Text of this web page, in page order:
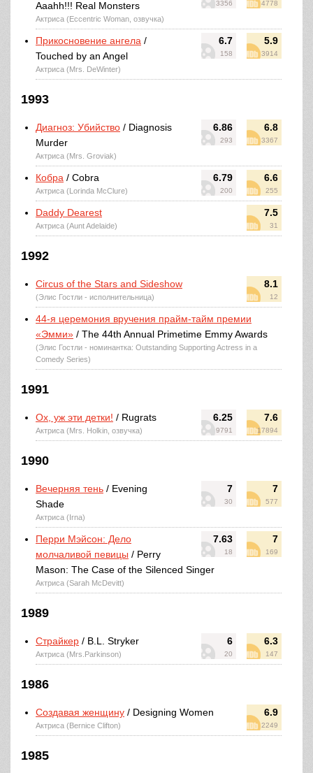
3356 4778
Aaahh!!! Real Monsters
Актриса (Eccentric Woman, озвучка)
6.7
158
5.9
3914
Прикосновение ангела /
Touched by an Angel
Актриса (Mrs. DeWinter)
1993
6.86
293
6.8
3367
Диагноз: Убийство / Diagnosis
Murder
Актриса (Mrs. Groviak)
6.79
200
6.6
255
Кобра / Cobra
Актриса (Lorinda McClure)
7.5
31
Daddy Dearest
Актриса (Aunt Adelaide)
1992
8.1
12
Circus of the Stars and Sideshow
(Элис Гостли - исполнительница)
44-я церемония вручения прайм-тайм премии
«Эмми» / The 44th Annual Primetime Emmy Awards
(Элис Гостли - номинантка: Outstanding Supporting Actress in a
Comedy Series)
1991
6.25
9791
7.6
17894
Ох, уж эти детки! / Rugrats
Актриса (Mrs. Holkin, озвучка)
1990
7
30
7
577
Вечерняя тень / Evening
Shade
Актриса (Irna)
7.63
18
7
169
Перри Мэйсон: Дело
молчаливой певицы / Perry
Mason: The Case of the Silenced Singer
Актриса (Sarah McDevitt)
1989
6
20
6.3
147
Страйкер / B.L. Stryker
Актриса (Mrs.Parkinson)
1986
6.9
2249
Создавая женщину / Designing Women
Актриса (Bernice Clifton)
1985